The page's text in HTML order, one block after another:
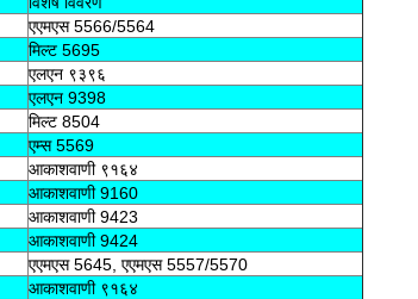
एएमएस 5566/5564
मिल्ट 5695
एलएन ९३९६
एलएन 9398
मिल्ट 8504
एम्स 5569
आकाशवाणी ९१६४
आकाशवाणी 9160
आकाशवाणी 9423
आकाशवाणी 9424
एएमएस 5645, एएमएस 5557/5570
आकाशवाणी ९१६४